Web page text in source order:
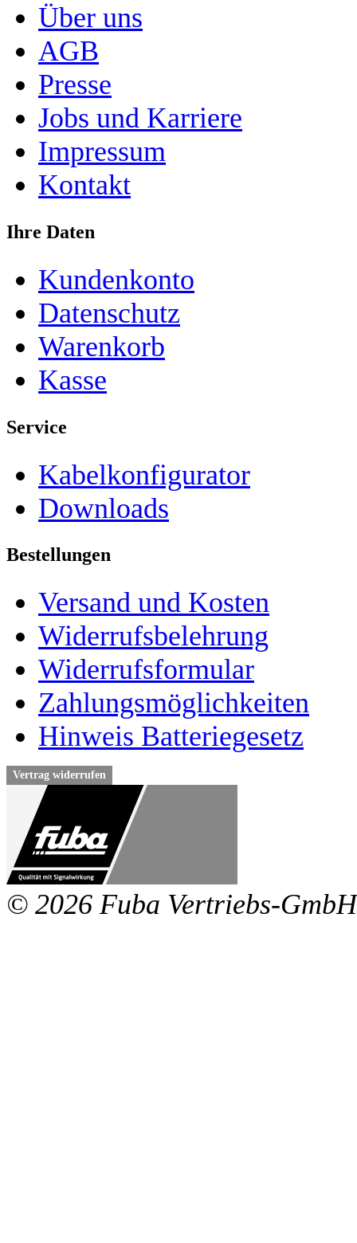
Über uns
AGB
Presse
Jobs und Karriere
Impressum
Kontakt
Ihre Daten
Kundenkonto
Datenschutz
Warenkorb
Kasse
Service
Kabelkonfigurator
Downloads
Bestellungen
Versand und Kosten
Widerrufsbelehrung
Widerrufsformular
Zahlungsmöglichkeiten
Hinweis Batteriegesetz
Vertrag widerrufen
© 2026 Fuba Vertriebs-GmbH